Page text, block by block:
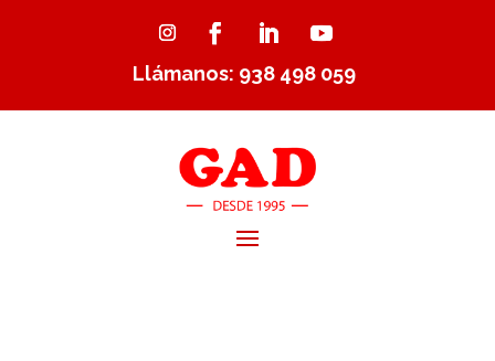
Llámanos: 938 498 059